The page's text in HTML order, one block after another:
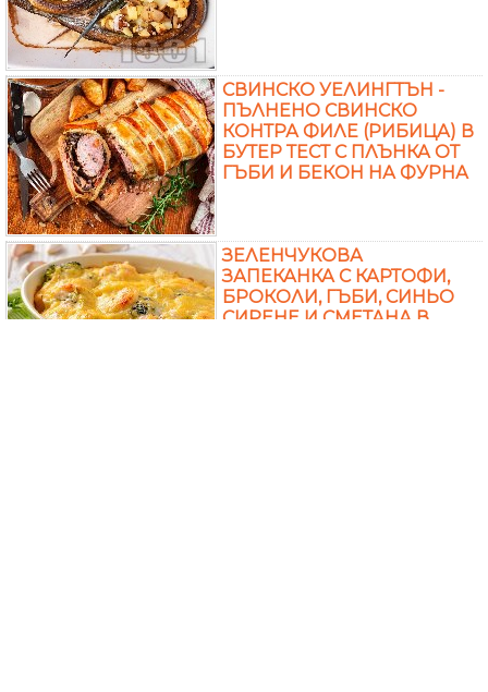
СВИНСКО УЕЛИНГТЪН -
ПЪЛНЕНО СВИНСКО
КОНТРА ФИЛЕ (РИБИЦА) В
БУТЕР ТЕСТ С ПЛЪНКА ОТ
ГЪБИ И БЕКОН НА ФУРНА
ЗЕЛЕНЧУКОВА
ЗАПЕКАНКА С КАРТОФИ,
БРОКОЛИ, ГЪБИ, СИНЬО
СИРЕНЕ И СМЕТАНА В